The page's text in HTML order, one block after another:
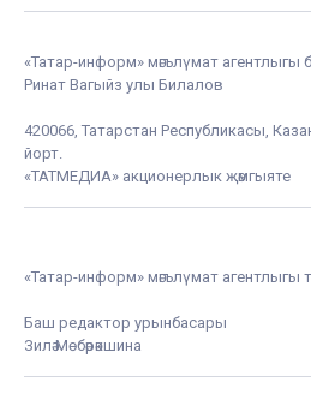
«Татар-информ» мәгълүмат
Ринат Вагыйз улы Билалов
420066, Татарстан Республикасы,
йорт.
«ТАТМЕДИА» акционерлык җәмгыяте
«Татар-информ» мәгълүмат агентлыгы
Баш редактор урынбасары
Зилә Мөбәрәкшина